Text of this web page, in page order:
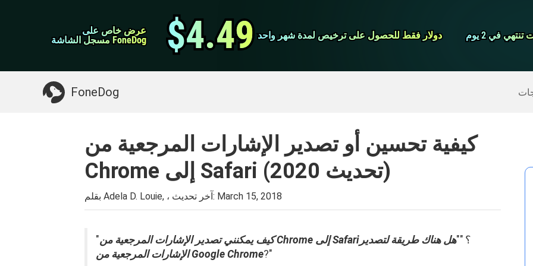
عرض خاص على
عرض خاص على
مسجل الشاشة FoneDog
مسجل الشاشة FoneDog $4.49
$4.49 دولار فقط للحصول على ترخيص لمدة شهر واحد
دولار فقط للحصول على ترخيص لمدة شهر واحد في 2 يوم
في 2 يوم
FoneDog
اي فون منظف
شيء قد تحتاجه:
كيفية تحسين أو تصدير الإشارات المرجعية من
Chrome إلى Safari (تحديث 2020)
بقلم Adela D. Louie, ، آخر تحديث: March 15, 2018
" كيف يمكنني تصدير الإشارات المرجعية من Chrome إلى Safari ؟ ""هل هناك طريقة لتصدير
الإشارات المرجعية من Google Chrome?"